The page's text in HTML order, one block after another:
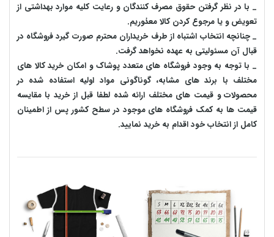
_ با در نظر گرفتن حقوق مصرف کنندگان و رعایت کلیه موارد بهداشتی از
تعویض و یا مرجوع کردن کالا معذوریم.
_ چنانچه انتخاب اشتباه از طرف خریداران محترم صورت گیرد فروشگاه در
قبال آن مسئولیتی به عهده نخواهد گرفت.
_ با توجه به‌ وجود فروشگاه های متعدد‌ پوشاک و امکان خرید کالا های
مختلف با برند های مشابه، گوناگونی مواد اولیه استفاده شده در
محصولات و قیمت های مختلف ارائه شده لطفا قبل از خرید با مقایسه
قیمت ها به کمک فروشگاه های موجود در سطح کشور پس از اطمینان
کامل از انتخاب خود اقدام به خرید نمایید.